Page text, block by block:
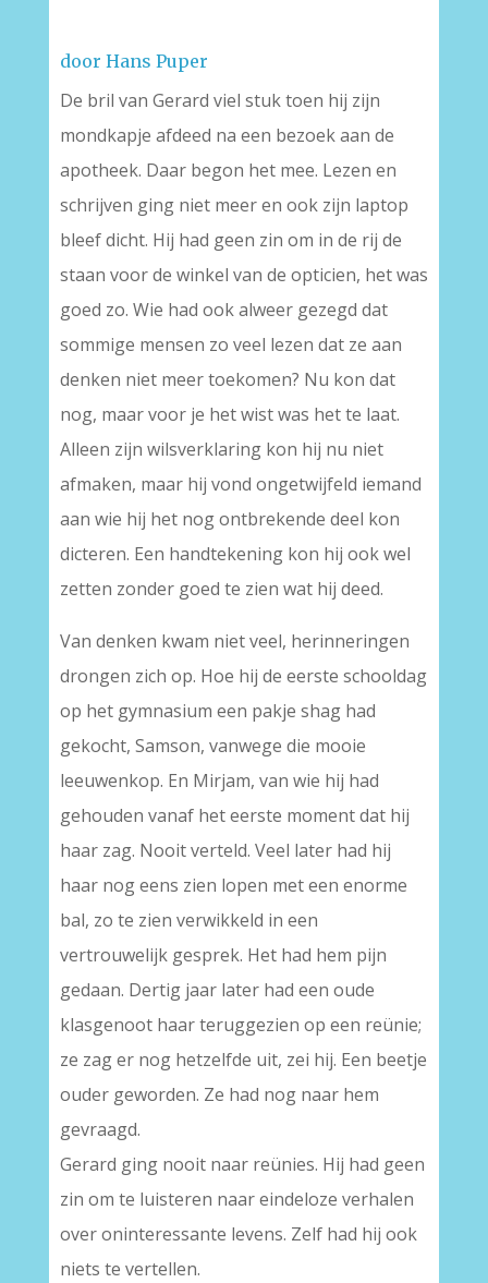
door Hans Puper
De bril van Gerard viel stuk toen hij zijn
mondkapje afdeed na een bezoek aan de
apotheek. Daar begon het mee. Lezen en
schrijven ging niet meer en ook zijn laptop
bleef dicht. Hij had geen zin om in de rij de
staan voor de winkel van de opticien, het was
goed zo. Wie had ook alweer gezegd dat
sommige mensen zo veel lezen dat ze aan
denken niet meer toekomen? Nu kon dat
nog, maar voor je het wist was het te laat.
Alleen zijn wilsverklaring kon hij nu niet
afmaken, maar hij vond ongetwijfeld iemand
aan wie hij het nog ontbrekende deel kon
dicteren. Een handtekening kon hij ook wel
zetten zonder goed te zien wat hij deed.
Van denken kwam niet veel, herinneringen
drongen zich op. Hoe hij de eerste schooldag
op het gymnasium een pakje shag had
gekocht, Samson, vanwege die mooie
leeuwenkop. En Mirjam, van wie hij had
gehouden vanaf het eerste moment dat hij
haar zag. Nooit verteld. Veel later had hij
haar nog eens zien lopen met een enorme
bal, zo te zien verwikkeld in een
vertrouwelijk gesprek. Het had hem pijn
gedaan. Dertig jaar later had een oude
klasgenoot haar teruggezien op een reünie;
ze zag er nog hetzelfde uit, zei hij. Een beetje
ouder geworden. Ze had nog naar hem
gevraagd.
Gerard ging nooit naar reünies. Hij had geen
zin om te luisteren naar eindeloze verhalen
over oninteressante levens. Zelf had hij ook
niets te vertellen.